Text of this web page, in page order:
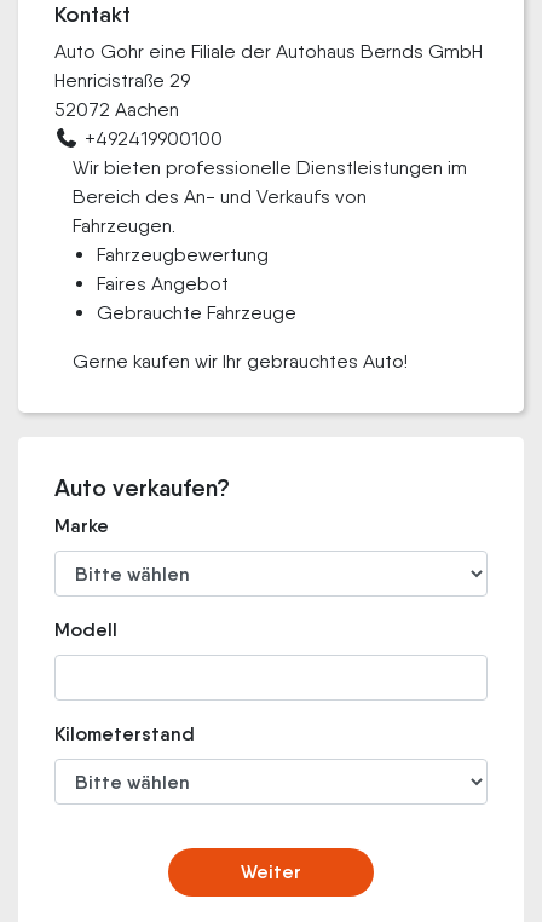
Kontakt
Auto Gohr eine Filiale der Autohaus Bernds GmbH
Henricistraße 29
52072 Aachen
+492419900100
Wir bieten professionelle Dienstleistungen im
Bereich des An- und Verkaufs von
Fahrzeugen.
Fahrzeugbewertung
Faires Angebot
Gebrauchte Fahrzeuge
Gerne kaufen wir Ihr gebrauchtes Auto!
Auto verkaufen?
Marke
Modell
Kilometerstand
Weiter